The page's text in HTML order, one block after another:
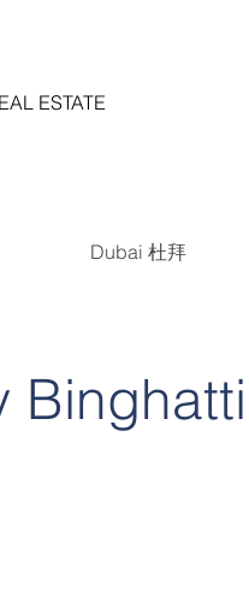
ESTATE
Dubai 杜拜
Binghatti